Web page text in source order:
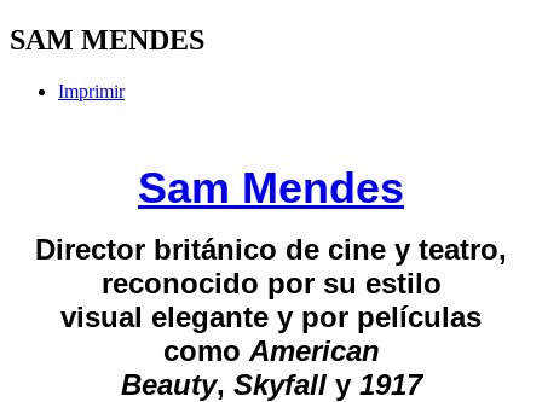
SAM MENDES
Imprimir
Sam Mendes
Director británico de cine y teatro,
reconocido por su estilo
visual elegante y por películas
como American
Beauty, Skyfally 1917